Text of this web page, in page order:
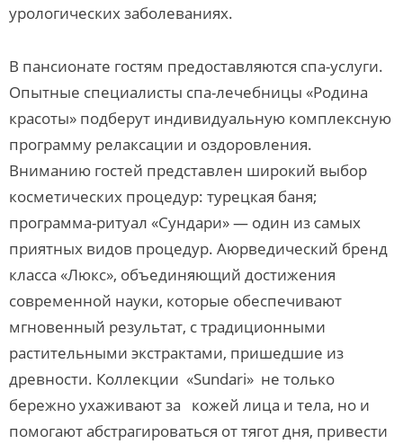
урологических заболеваниях.
В пансионате гостям предоставляются спа-услуги.
Опытные специалисты спа-лечебницы «Родина
красоты» подберут индивидуальную комплексную
программу релаксации и оздоровления.
Вниманию гостей представлен широкий выбор
косметических процедур: турецкая баня;
программа-ритуал «Сундари» — один из самых
приятных видов процедур. Аюрведический бренд
класса «Люкс», объединяющий достижения
современной науки, которые обеспечивают
мгновенный результат, с традиционными
растительными экстрактами, пришедшие из
древности. Коллекции «Sundari» не только
бережно ухаживают за кожей лица и тела, но и
помогают абстрагироваться от тягот дня, привести